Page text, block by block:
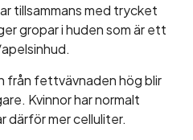
tillsammans med trycket
gropar i huden som är ett
från fettvävnaden hög blir
Kvinnor har normalt
därför mer celluliter.